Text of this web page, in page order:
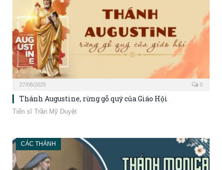
27/08/2025 0
Thánh Augustine, rừng gỗ quý của Giáo Hội
Tiến sĩ Trần Mỹ Duyệt
CÁC THÁNH